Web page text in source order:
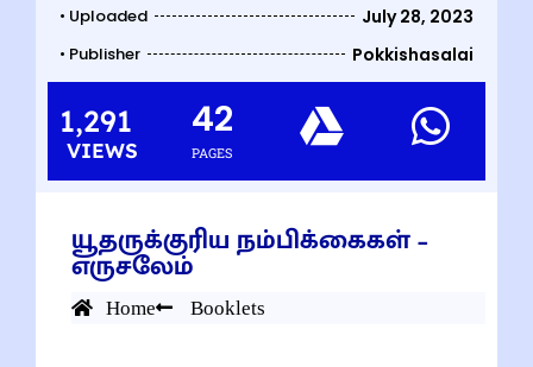
• Uploaded July 28, 2023
• Publisher Pokkishasalai
1,291
VIEWS PAGES
42
யூதருக்குரிய நம்பிக்கைகள் –
எருசலேம்
Home Booklets